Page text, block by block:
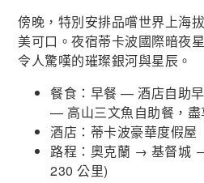
傍晚，特別安排品嚐世界上海
美可口。夜宿蒂卡波國際暗夜
令人驚嘆的璀璨銀河與星辰。
餐食：早餐 —酒店自助
— 高山三文魚自助餐，盡
酒店：蒂卡波豪華度假屋
路程：奧克蘭 → 基督城
230 公里)